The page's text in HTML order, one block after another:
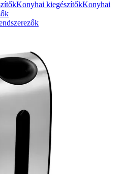
Konyhai kiegészítőkKonyhai